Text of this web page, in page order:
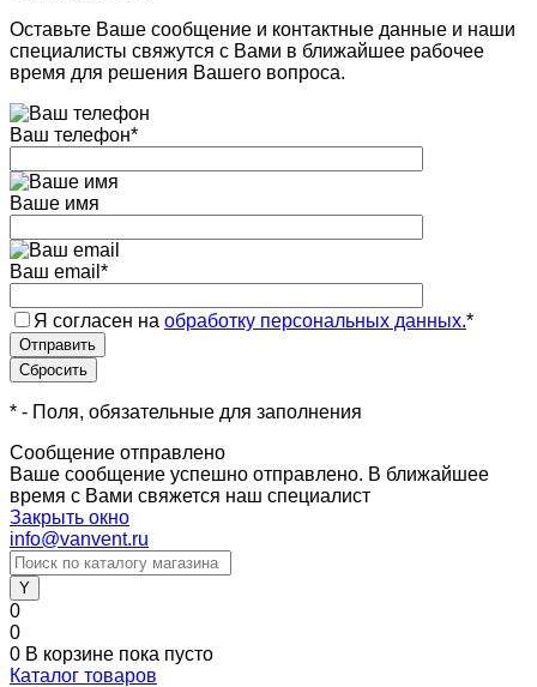
Оставьте Ваше сообщение и контактные данные и наши
специалисты свяжутся с Вами в ближайшее рабочее
время для решения Вашего вопроса.
Ваш телефон*
Ваше имя
Ваш email *
Я согласен на обработку персональных данных.*
* - Поля, обязательные для заполнения
Сообщение отправлено
Ваше сообщение успешно отправлено. В ближайшее
время с Вами свяжется наш специалист
Закрыть окно
info@vanvent.ru
0
0
0 В корзине пока пусто
Каталог товаров